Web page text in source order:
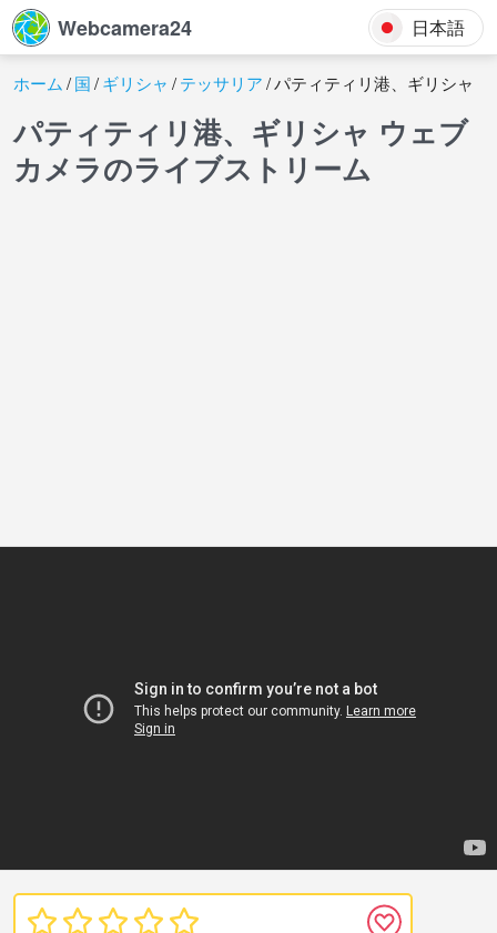
Webcamera24 日本語
ホーム 国 ギリシャ テッサリア パティティリ港、ギリシャ
パティティリ港、ギリシャ ウェブ
カメラのライブストリーム